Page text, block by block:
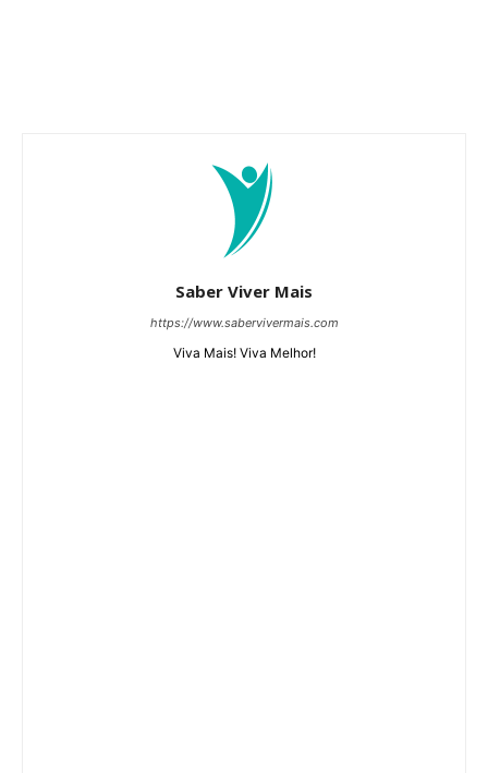
Saber Viver Mais
https://www.sabervivermais.com
Viva Mais! Viva Melhor!